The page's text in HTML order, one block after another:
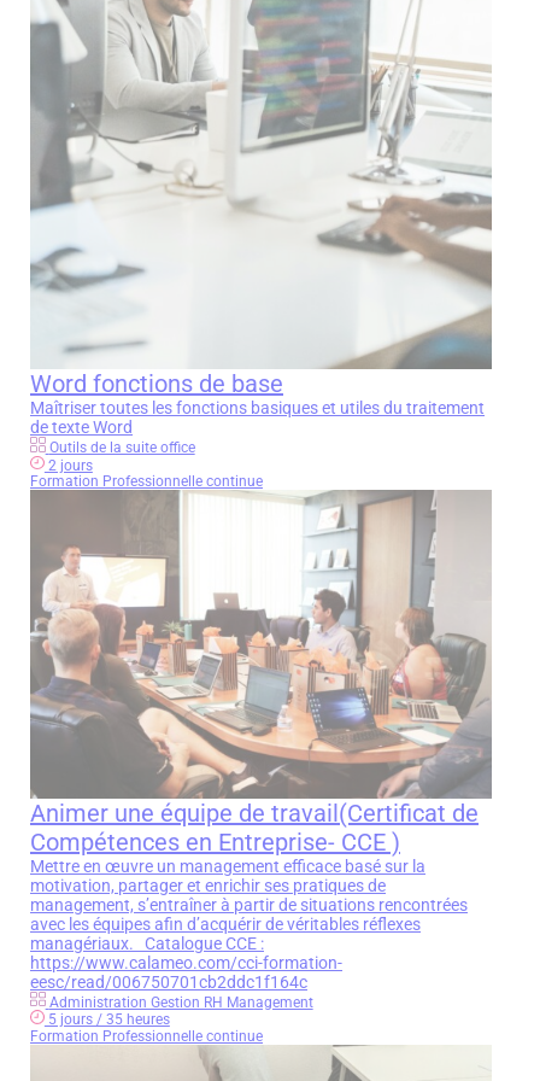
Word fonctions de base
Maîtriser toutes les fonctions basiques et utiles du traitement
de texte Word
Outils de la suite office
2 jours
Formation Professionnelle continue
Animer une équipe de travail(Certificat de
Compétences en Entreprise- CCE )
Mettre en œuvre un management efficace basé sur la
motivation, partager et enrichir ses pratiques de
management, s’entraîner à partir de situations rencontrées
avec les équipes afin d’acquérir de véritables réflexes
managériaux. Catalogue CCE :
https://www.calameo.com/cci-formation-
eesc/read/006750701cb2ddc1f164c
Administration Gestion RH Management
5 jours / 35 heures
Formation Professionnelle continue